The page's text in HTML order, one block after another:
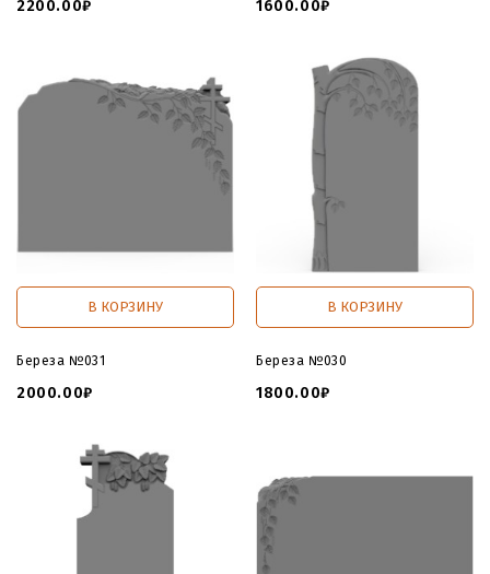
2200.00₽ 1600.00₽
В КОРЗИНУ
Береза №031
2000.00₽
В КОРЗИНУ
Береза №030
1800.00₽